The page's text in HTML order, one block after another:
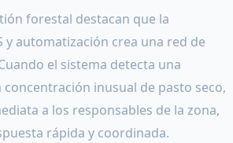
forestal destacan que la
y automatización crea una red de
el sistema detecta una
inusual de pasto seco,
a los responsables de la zona,
rápida y coordinada.